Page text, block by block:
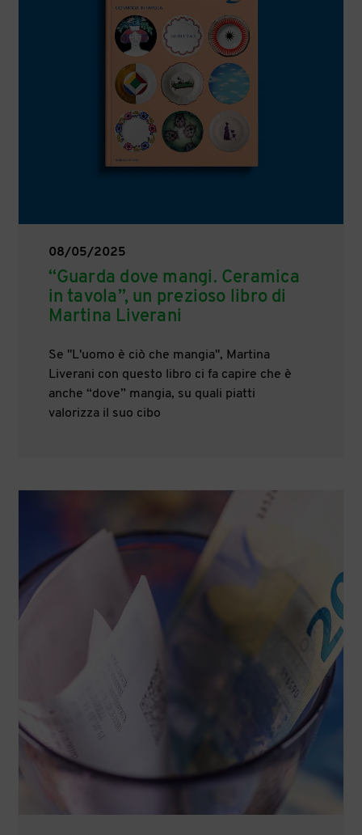
08/05/2025
“Guarda dove mangi. Ceramica
in tavola”, un prezioso libro di
Martina Liverani
Se "L'uomo è ciò che mangia", Martina
Liverani con questo libro ci fa capire che è
anche “dove” mangia, su quali piatti
valorizza il suo cibo